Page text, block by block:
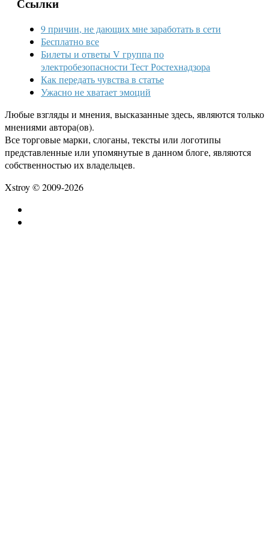
9 причин, не дающих мне заработать в сети
Бесплатно все
Билеты и ответы V группа по
электробезопасности Тест Ростехнадзора
Как передать чувства в статье
Ужасно не хватает эмоций
Любые взгляды и мнения, высказанные здесь, являются только
мнениями автора(ов).
Все торговые марки, слоганы, тексты или логотипы
представленные или упомянутые в данном блоге, являются
собственностью их владельцев.
Xstroy © 2009-2026